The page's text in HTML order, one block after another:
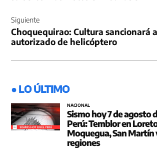
Siguiente
Choquequirao: Cultura sancionará
autorizado de helicóptero
● LO ÚLTIMO
NACIONAL
Sismo hoy 7 de agosto
Perú: Temblor en
Moquegua, San Martín
regiones